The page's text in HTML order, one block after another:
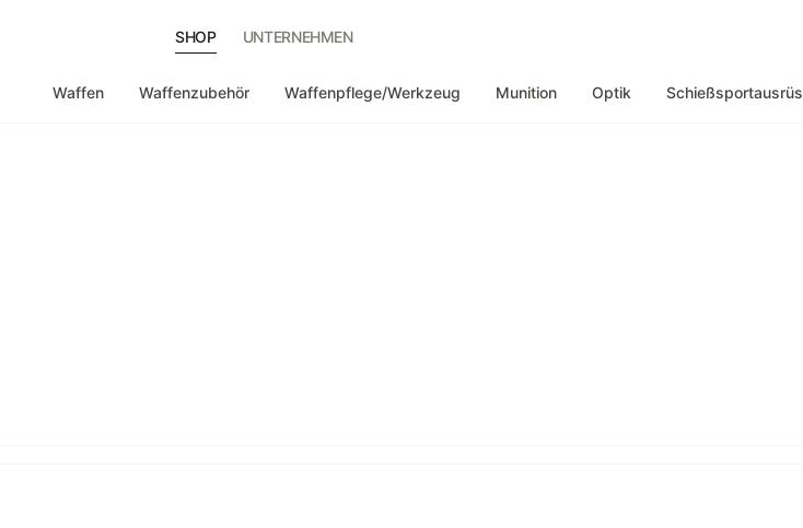
SHOP UNTERNEHMEN
Waffen Waffenzubehör Waffenpflege/Werkzeug Munition Optik